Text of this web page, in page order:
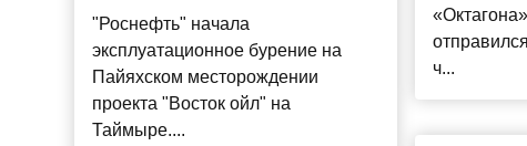
"Роснефть" начала
эксплуатационное бурение на
Пайяхском месторождении
проекта "Восток ойл" на
Таймыре....
ч...